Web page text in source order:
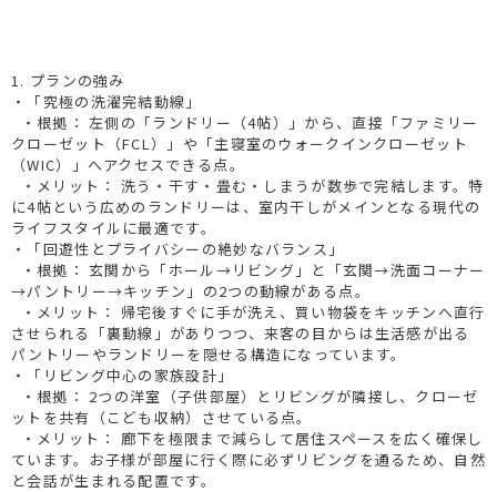
1. プランの強み
・「究極の洗濯完結動線」
・根拠： 左側の「ランドリー（4帖）」から、直接「ファミリー
クローゼット（FCL）」や「主寝室のウォークインクローゼット
（WIC）」へアクセスできる点。
・メリット： 洗う・干す・畳む・しまうが数歩で完結します。特
に4帖という広めのランドリーは、室内干しがメインとなる現代の
ライフスタイルに最適です。
・「回遊性とプライバシーの絶妙なバランス」
・根拠： 玄関から「ホール→リビング」と「玄関→洗面コーナー
→パントリー→キッチン」の2つの動線がある点。
・メリット： 帰宅後すぐに手が洗え、買い物袋をキッチンへ直行
させられる「裏動線」がありつつ、来客の目からは生活感が出る
パントリーやランドリーを隠せる構造になっています。
・「リビング中心の家族設計」
・根拠： 2つの洋室（子供部屋）とリビングが隣接し、クローゼ
ットを共有（こども収納）させている点。
・メリット： 廊下を極限まで減らして居住スペースを広く確保し
ています。お子様が部屋に行く際に必ずリビングを通るため、自然
と会話が生まれる配置です。